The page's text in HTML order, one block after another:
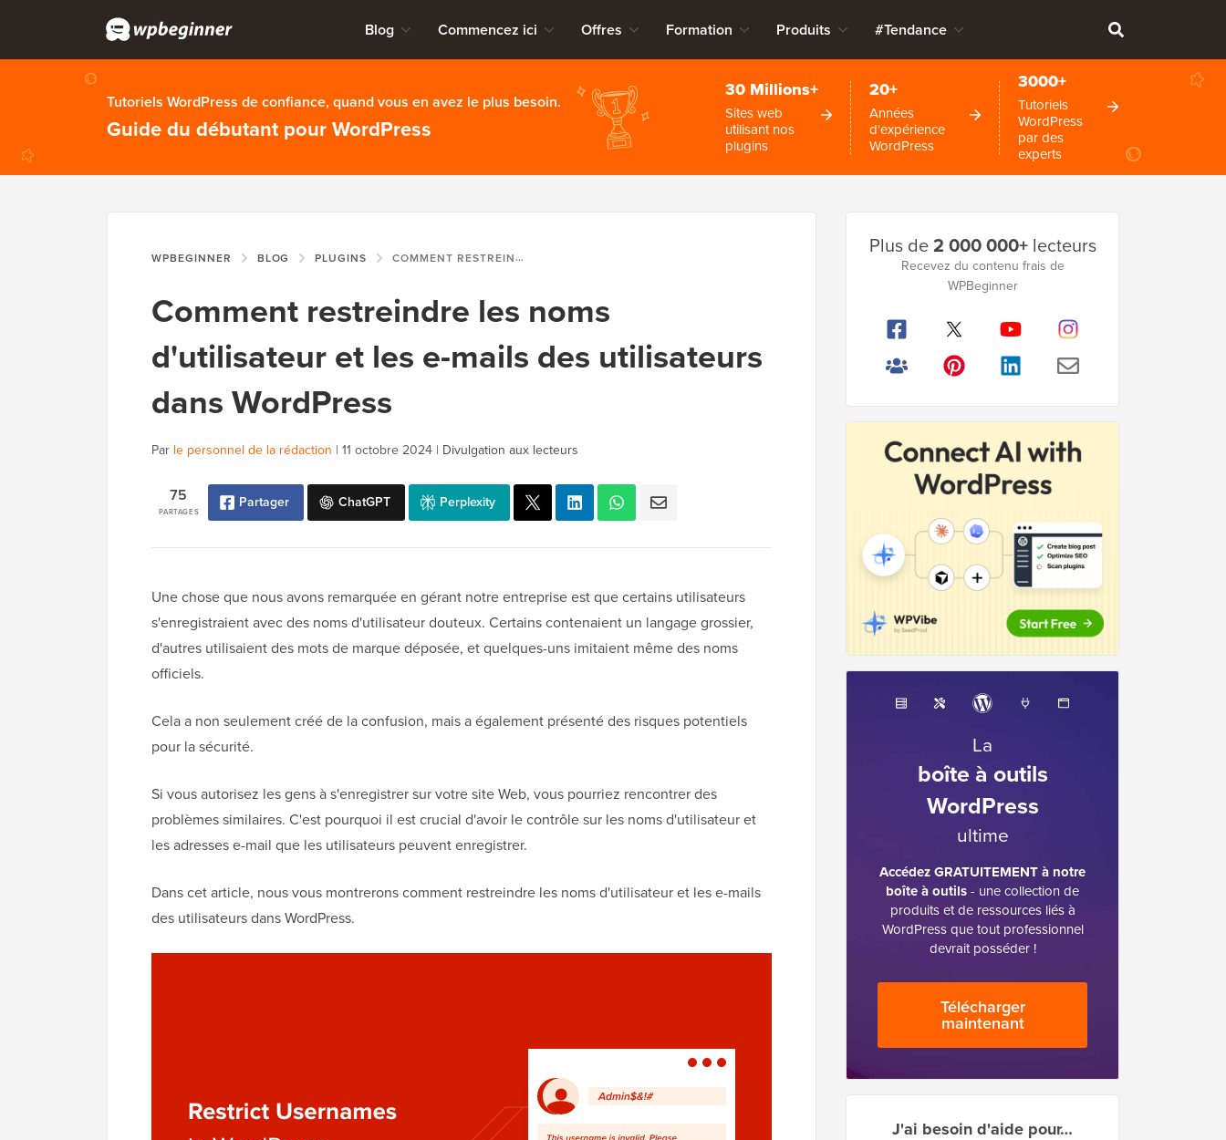
Blog Commencez ici Offres Formation Produits #Tendance
Tutoriels WordPress de confiance, quand vous en avez le plus besoin.
Guide du débutant pour WordPress
30 Millions+
Sites web
utilisant nos
plugins
20+
Années
d'expérience
WordPress
3000+
Tutoriels
WordPress
par des
experts
WPBEGINNER BLOG PLUGINS COMMENT RESTREINDRE LES NOMS D'UTILISATEUR ET LES E-MAILS DES UTILISATEURS DANS WORDPRESS
Comment restreindre les noms
d'utilisateur et les e-mails des utilisateurs
dans WordPress
Par le personnel de la rédaction | 11 octobre 2024 | Divulgation aux lecteurs
PARTAGES
75 Partager ChatGPT Perplexity
Une chose que nous avons remarquée en gérant notre entreprise est que certains utilisateurs
s'enregistraient avec des noms d'utilisateur douteux. Certains contenaient un langage grossier,
d'autres utilisaient des mots de marque déposée, et quelques-uns imitaient même des noms
officiels.
Cela a non seulement créé de la confusion, mais a également présenté des risques potentiels
pour la sécurité.
Si vous autorisez les gens à s'enregistrer sur votre site Web, vous pourriez rencontrer des
problèmes similaires. C'est pourquoi il est crucial d'avoir le contrôle sur les noms d'utilisateur et
les adresses e-mail que les utilisateurs peuvent enregistrer.
Dans cet article, nous vous montrerons comment restreindre les noms d'utilisateur et les e-mails
des utilisateurs dans WordPress.
latérale
Plus de2 000 000+lecteurs
Recevez du contenu frais de
WPBeginner
La
boîte à outils
WordPress
ultime
Accédez GRATUITEMENT à notre
boîte à outils- une collection de
produits et de ressources liés à
WordPress que tout professionnel
devrait posséder !
Télécharger
maintenant
J'ai besoin d'aide pour…